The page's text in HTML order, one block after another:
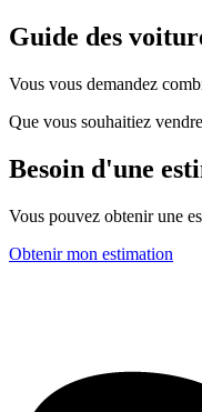
Guide des
Vous vous demandez
Que vous souhaitiez
Besoin d'une
Vous pouvez obtenir une
Obtenir mon estimation